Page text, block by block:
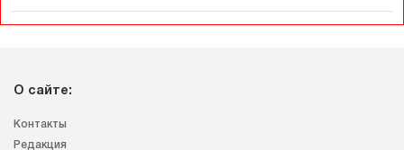
О сайте:
Контакты
Редакция